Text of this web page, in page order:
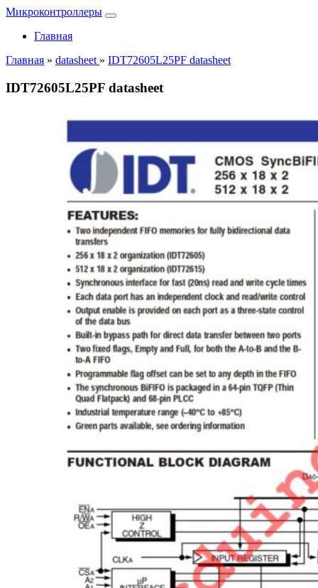
Микроконтроллеры
Главная
Главная » datasheet » IDT72605L25PF datasheet
IDT72605L25PF datasheet